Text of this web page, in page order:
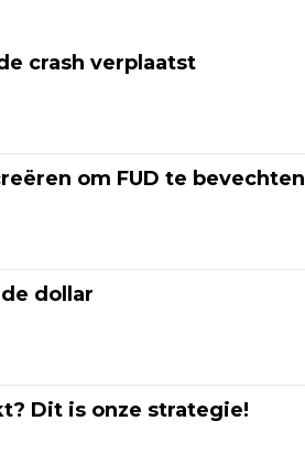
crash verplaatst
om FUD te bevechten
dollar
Dit is onze strategie!